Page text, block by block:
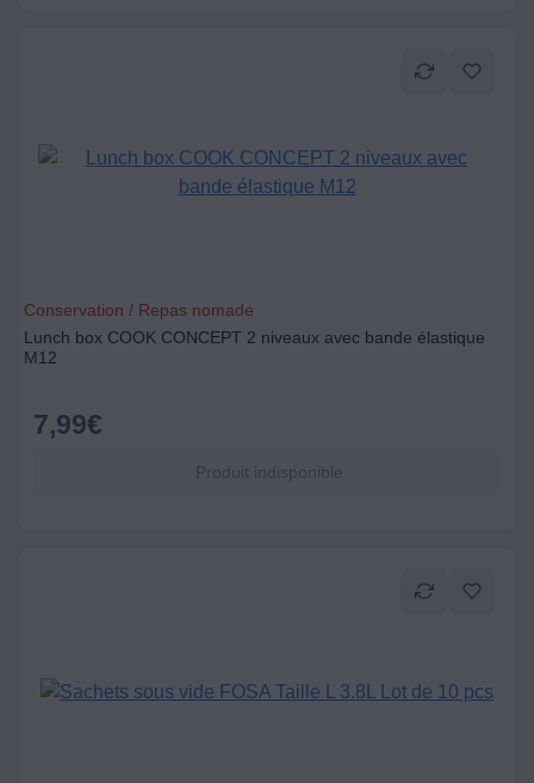
Conservation / Repas nomade
Lunch box COOK CONCEPT 2 niveaux avec bande élastique
M12
7,99€
Produit indisponible